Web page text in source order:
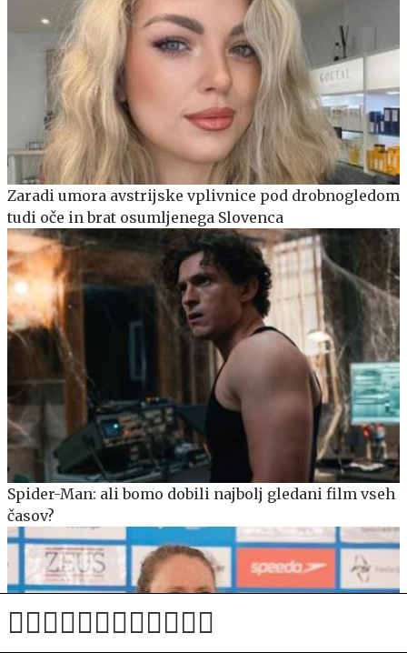
Zaradi umora avstrijske vplivnice pod drobnogledom
tudi oče in brat osumljenega Slovenca
Spider-Man: ali bomo dobili najbolj gledani film vseh
časov?